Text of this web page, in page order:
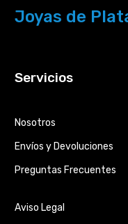
Joyas de
Servicios
Nosotros
Envíos y Devoluciones
Preguntas Frecuentes
Aviso Legal